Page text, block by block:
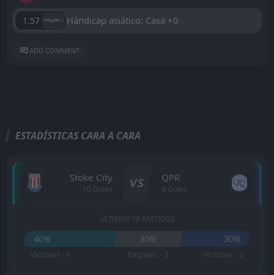
1.57 Hándicap asiático: Casa +0
ADD COMMENT
ESTADÍSTICAS CARA A CARA
Stoke City
10 Goles VS QPR
8 Goles
ÚLTIMOS 10 PARTIDOS
40% 30% 30%
Victorias - 4 Empates - 3 Victorias - 3